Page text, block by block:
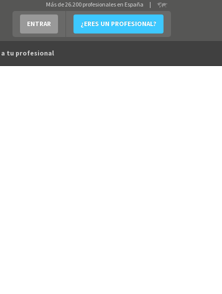
ENTRAR ¿ERES UN PROFESIONAL?
Más de 26.200 profesionales en España |
a tu profesional